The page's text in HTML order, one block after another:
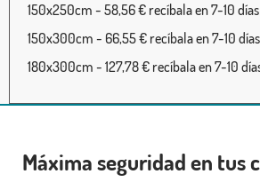
150x250cm - 58,56 € recíbala en 7-10 días
150x300cm - 66,55 € recíbala en 7-10 días
180x300cm - 127,78 € recíbala en 7-10
Máxima seguridad en tus